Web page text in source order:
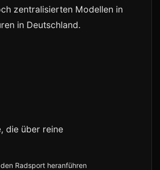
zentralisierten Modellen in
in Deutschland.
die über reine
Radsport heranführen